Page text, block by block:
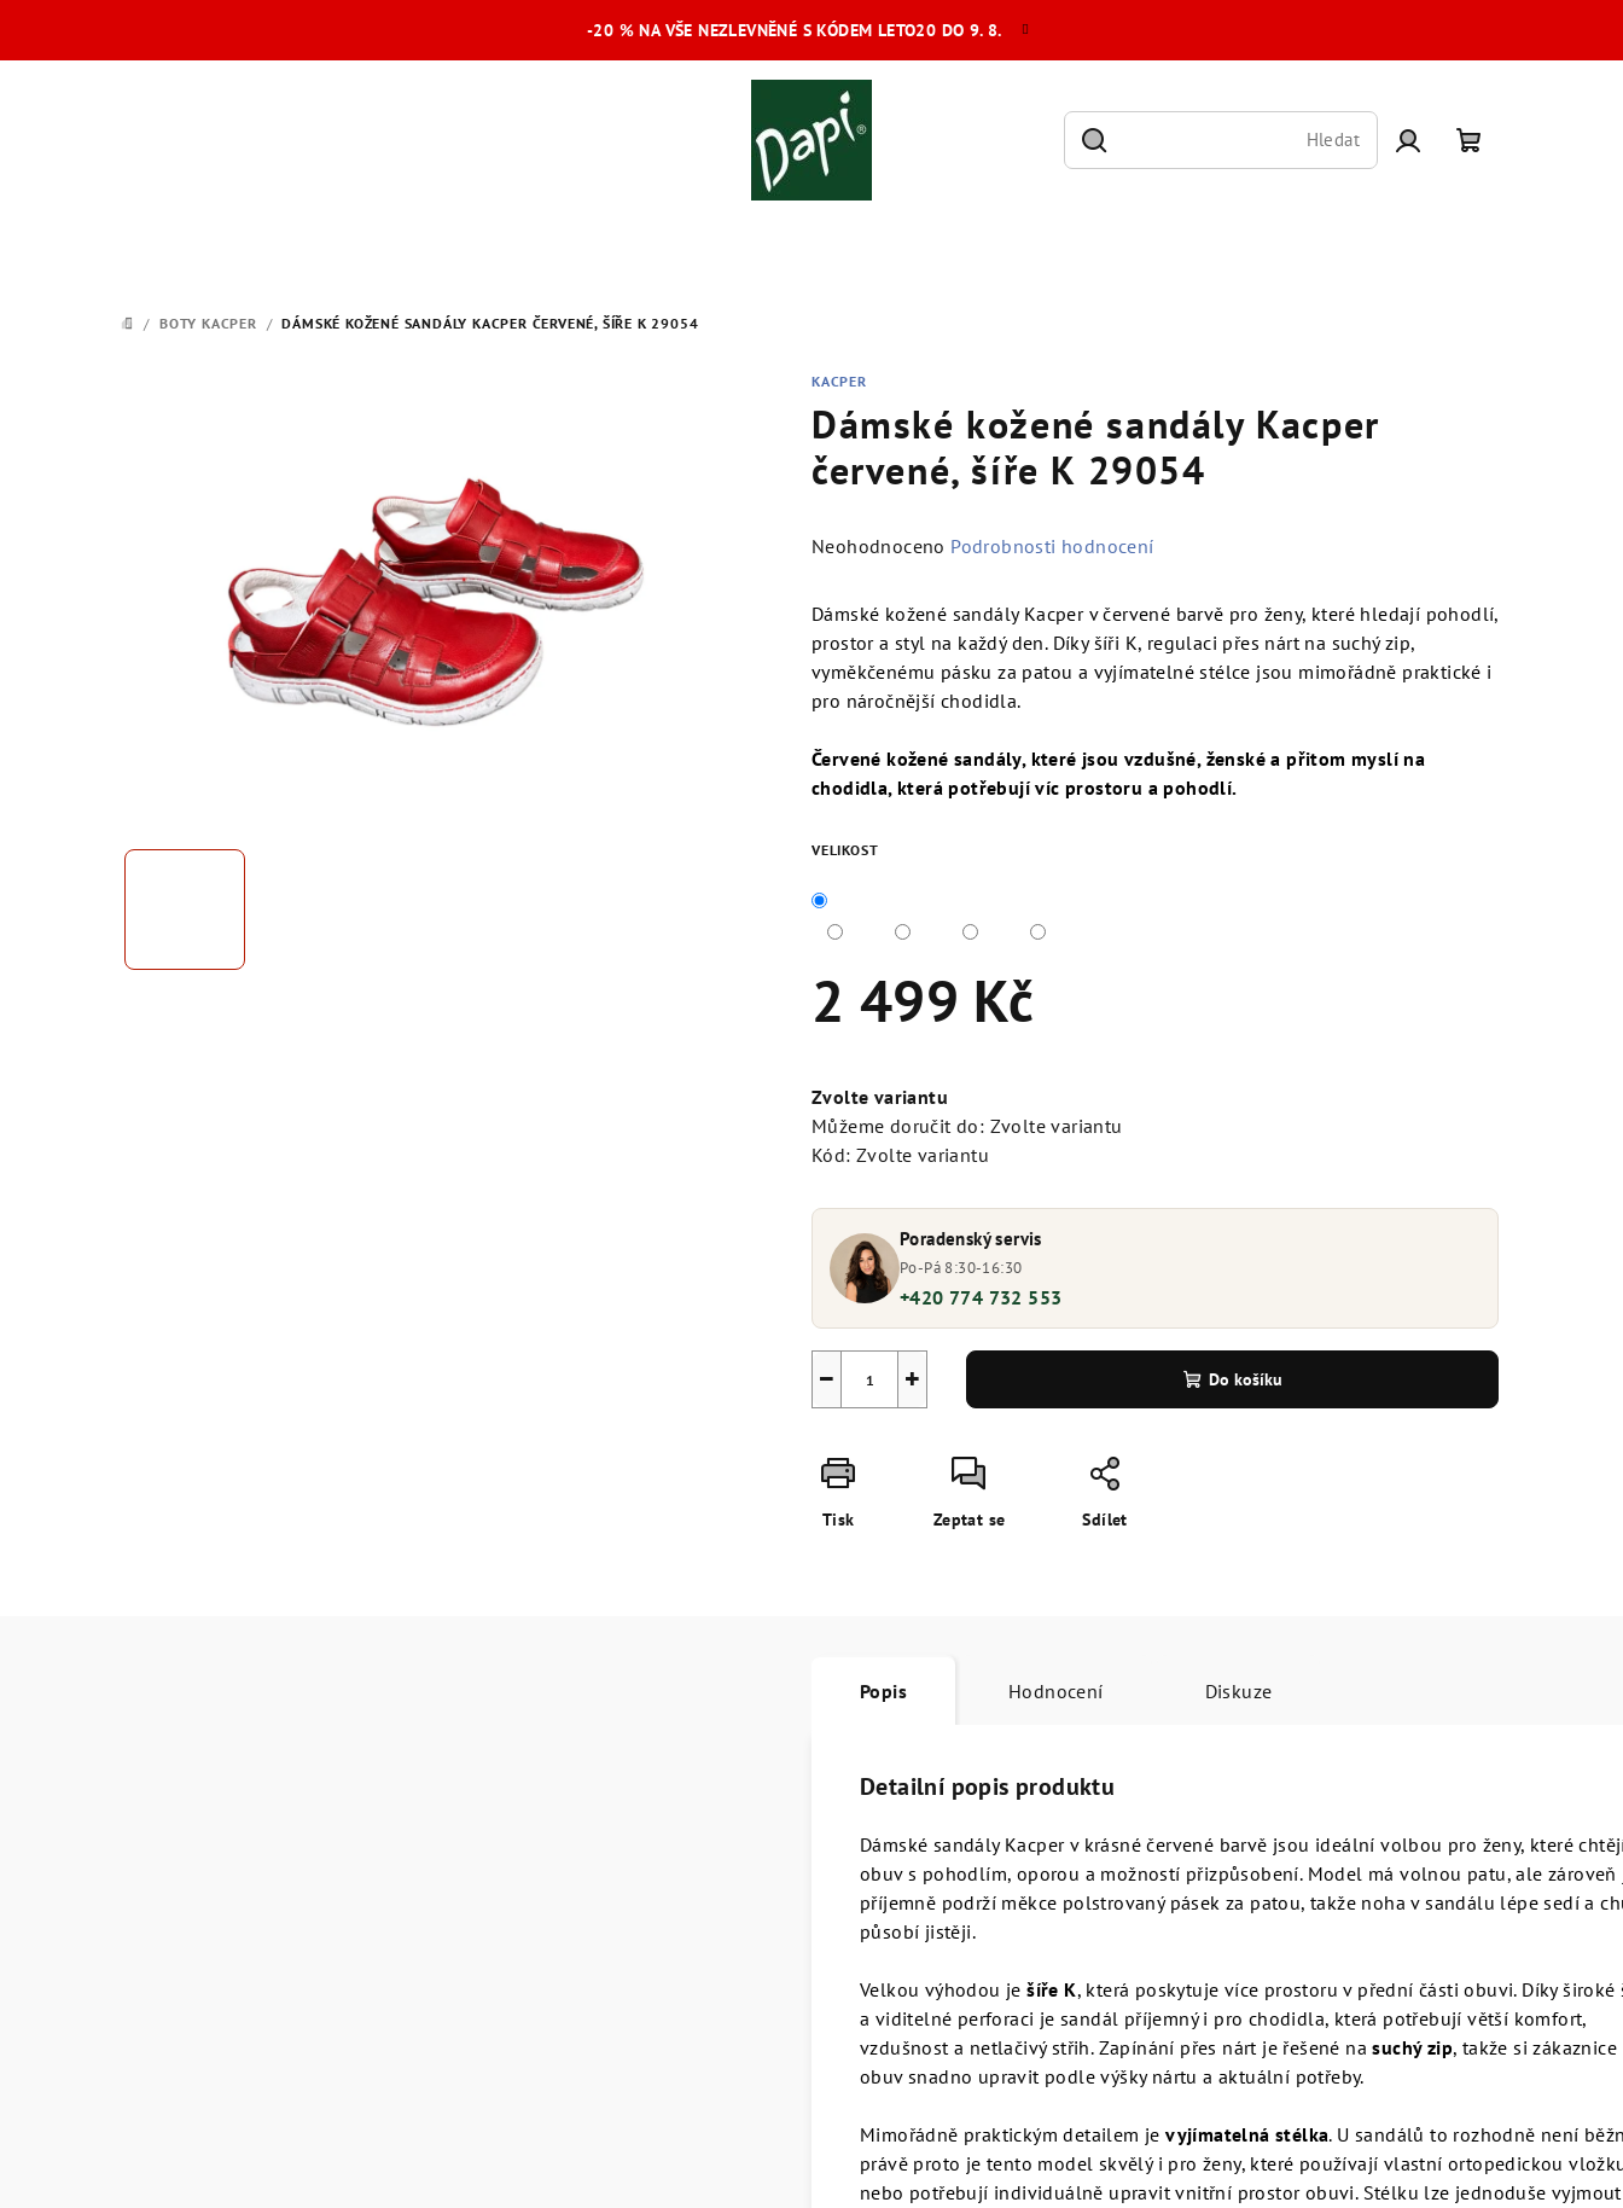
-20 % NA VŠE NEZLEVNĚNÉ S KÓDEM LETO20 DO 9. 8.
Hledat
DOMŮ
/ BOTY KACPER / DÁMSKÉ KOŽENÉ SANDÁLY KACPER ČERVENÉ, ŠÍŘE K 29054
KACPER
Dámské kožené sandály Kacper
červené, šíře K 29054
Průměrné
produktu
0,0
5
hvězdiček.
Neohodnoceno Podrobnosti hodnocení
Dámské kožené sandály Kacper v červené barvě pro ženy, které hledají pohodlí,
prostor a styl na každý den. Díky šíři K, regulaci přes nárt na suchý zip,
vyměkčenému pásku za patou a vyjímatelné stélce jsou mimořádně praktické i
pro náročnější chodidla.
Červené kožené sandály, které jsou vzdušné, ženské a přitom myslí na
chodidla, která potřebují víc prostoru a pohodlí.
VELIKOST
2 499 Kč
cena:
Zvolte variantu
Můžeme doručit do: Zvolte variantu
Kód: Zvolte variantu
Poradenský servis
Po-Pá 8:30-16:30
+420 774 732 553
+
− Do košíku
Tisk Zeptat se Sdílet
Popis Hodnocení Diskuze
Detailní popis produktu
Dámské sandály Kacper v krásné červené barvě jsou ideální volbou pro ženy, které
obuv s pohodlím, oporou a možností přizpůsobení. Model má volnou patu, ale zároveň
příjemně podrží měkce polstrovaný pásek za patou, takže noha v sandálu lépe sedí a
působí jistěji.
Velkou výhodou ješíře K, která poskytuje více prostoru v přední části obuvi. Díky široké
a viditelné perforaci je sandál příjemný i pro chodidla, která potřebují větší komfort,
vzdušnost a netlačivý střih. Zapínání přes nárt je řešené nasuchý zip, takže si zákaznice
obuv snadno upravit podle výšky nártu a aktuální potřeby.
Mimořádně praktickým detailem jevyjímatelná stélka. U sandálů to rozhodně není
právě proto je tento model skvělý i pro ženy, které používají vlastní ortopedickou
nebo potřebují individuálně upravit vnitřní prostor obuvi. Stélku lze jednoduše